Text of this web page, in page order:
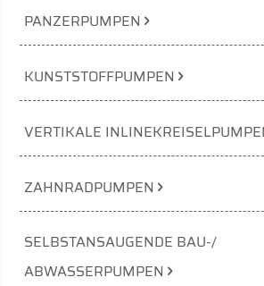
PANZERPUMPEN
KUNSTSTOFFPUMPEN
VERTIKALE
ZAHNRADPUMPEN
SELBSTANSAUGENDE BAU-/
ABWASSERPUMPEN